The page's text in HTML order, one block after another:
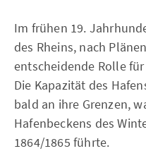
Im frühen 19.
des Rheins, nach
entscheidende Rolle
Die Kapazität des
bald an ihre Grenzen,
Hafenbeckens des
1864/1865 führte.